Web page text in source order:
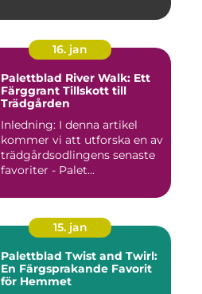
16. jan
Palettblad River Walk: Ett
Färggrant Tillskott till
Trädgården
Inledning: I denna artikel
kommer vi att utforska en av
trädgårdsodlingens senaste
favoriter - Palet...
15. jan
Palettblad Twist and Twirl:
En Färgsprakande Favorit
för Hemmet